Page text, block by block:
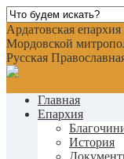
Ардатовская епархия
Мордовской
Русская
Главная
Епархия
История